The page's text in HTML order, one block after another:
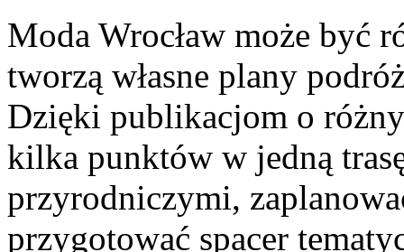
Moda Wrocław może być
tworzą własne plany
Dzięki publikacjom o
kilka punktów w jedną
przyrodniczymi,
przygotować spacer